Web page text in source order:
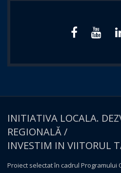
INITIATIVA LOCALA.
REGIONALĂ /
INVESTIM IN VIITORUL
Proiect selectat în cadrul Programului